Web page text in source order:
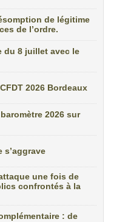
de légitime
de l’ordre.
du 8 juillet avec le
2026 Bordeaux
2026 sur
s’aggrave
une fois de
confrontés à la
: de